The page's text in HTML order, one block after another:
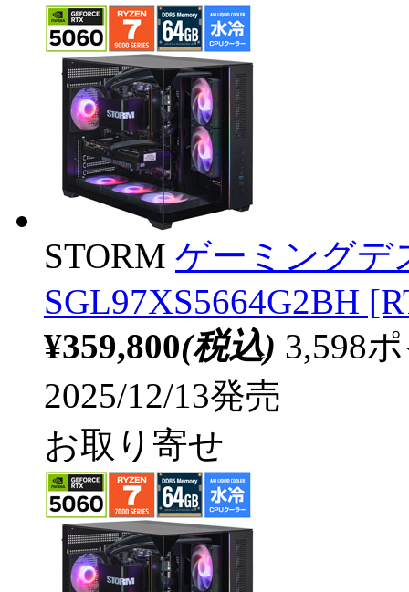
STORM ゲーミングデ
SGL97XS5664G2BH
¥359,800(税込) 3,598
2025/12/13発売
お取り寄せ